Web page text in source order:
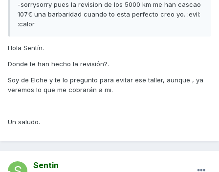
-sorrysorry pues la revision de los 5000 km me han cascao
107€ una barbaridad cuando to esta perfecto creo yo. :evil:
:calor
Hola Sentín.
Donde te han hecho la revisión?.
Soy de Elche y te lo pregunto para evitar ese taller, aunque , ya
veremos lo que me cobrarán a mi.
Un saludo.
Sentin